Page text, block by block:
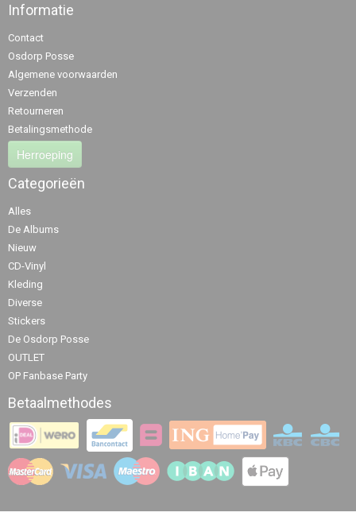
Informatie
Contact
Osdorp Posse
Algemene voorwaarden
Verzenden
Retourneren
Betalingsmethode
Herroeping
Categorieën
Alles
De Albums
Nieuw
CD-Vinyl
Kleding
Diverse
Stickers
De Osdorp Posse
OUTLET
OP Fanbase Party
Betaalmethodes